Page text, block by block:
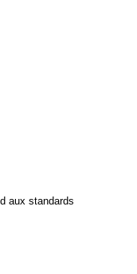
aux standards